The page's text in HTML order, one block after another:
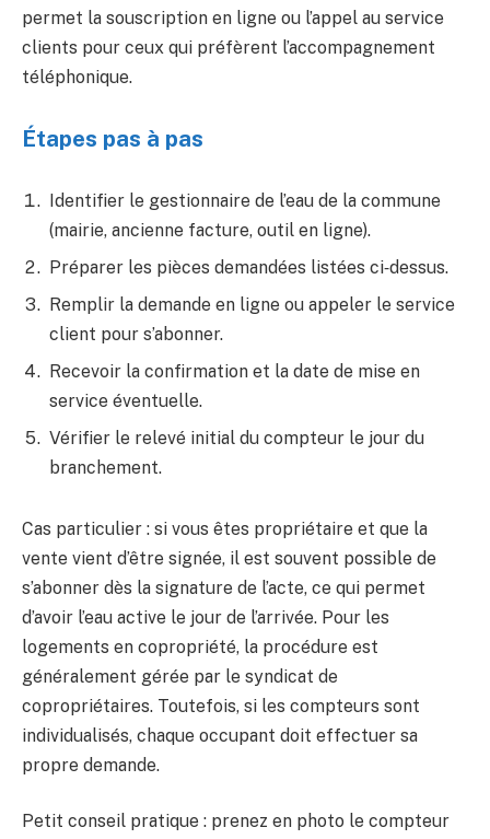
permet la souscription en ligne ou l’appel au service
clients pour ceux qui préfèrent l’accompagnement
téléphonique.
Étapes pas à pas
Identifier le gestionnaire de l’eau de la commune
(mairie, ancienne facture, outil en ligne).
Préparer les pièces demandées listées ci‑dessus.
Remplir la demande en ligne ou appeler le service
client pour s’abonner.
Recevoir la confirmation et la date de mise en
service éventuelle.
Vérifier le relevé initial du compteur le jour du
branchement.
Cas particulier : si vous êtes propriétaire et que la
vente vient d’être signée, il est souvent possible de
s’abonner dès la signature de l’acte, ce qui permet
d’avoir l’eau active le jour de l’arrivée. Pour les
logements en copropriété, la procédure est
généralement gérée par le syndicat de
copropriétaires. Toutefois, si les compteurs sont
individualisés, chaque occupant doit effectuer sa
propre demande.
Petit conseil pratique : prenez en photo le compteur